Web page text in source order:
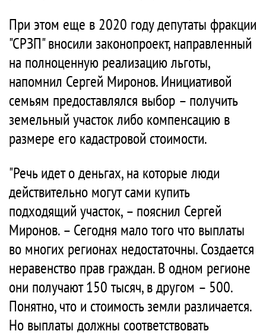
При этом еще в 2020 году депутаты фракции
"СРЗП" вносили законопроект, направленный
на полноценную реализацию льготы,
напомнил Сергей Миронов. Инициативой
семьям предоставлялся выбор – получить
земельный участок либо компенсацию в
размере его кадастровой стоимости.
"Речь идет о деньгах, на которые люди
действительно могут сами купить
подходящий участок, – пояснил Сергей
Миронов. – Сегодня мало того что выплаты
во многих регионах недостаточны. Создается
неравенство прав граждан. В одном регионе
они получают 150 тысяч, в другом – 500.
Понятно, что и стоимость земли различается.
Но выплаты должны соответствовать